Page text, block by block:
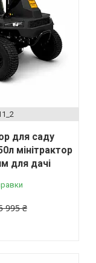
для саду
мінітрактор
для дачі
995 ₴